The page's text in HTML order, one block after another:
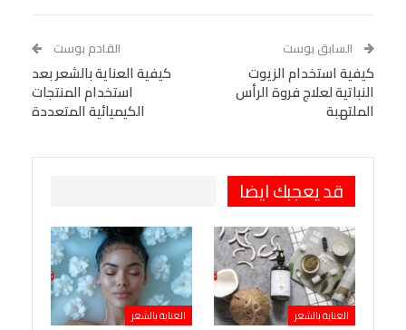
Tumblr
البريد الإلكتروني
StumbleUpon
VK
Digg
LINE
Viber
السابق بوست
كيفية استخدام الزيوت
النباتية لعلاج فروة الرأس
الملتهبة
القادم بوست
كيفية العناية بالشعر بعد
استخدام المنتجات
الكيميائية المتعددة
قد يعجبك ايضا
العناية بالشعر العناية بالشعر